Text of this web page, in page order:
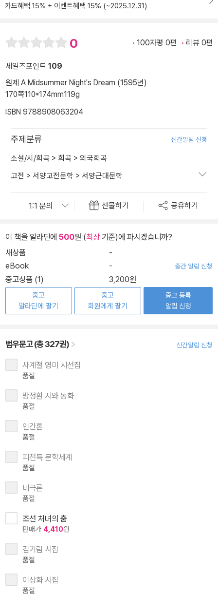
카드혜택 15% + 이벤트혜택 15% (~2025.12.31)
0 100자평 0편 리뷰 0편
세일즈포인트 109
원제 A Midsummer Night's Dream (1595년)
170쪽110*174mm119g
ISBN 9788908063204
주제분류 신간알림 신청
소설/시/희곡 > 희곡 > 외국희곡
고전 > 서양고전문학 > 서양근대문학
선물하기 공유하기
이 책을 알라딘에 500원 (최상기준)에 파시겠습니까?
새상품
-
eBook
- 출간 알림 신청
중고상품 (1) 3,200원
중고
알라딘에 팔기
중고
회원에게 팔기
중고 등록
알림 신청
범우문고 (총 327권) 신간알림 신청
사계절 영미 시선집
품절
방정환 시와 동화
품절
인간론
품절
피천득 문학세계
품절
비극론
품절
조선 처녀의 춤
판매가 4,410원
김기림 시집
품절
이상화 시집
품절